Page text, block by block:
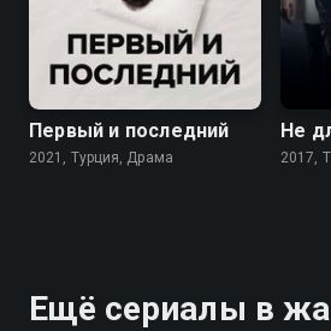
Первый и последний
2021, Турция, Драма
Не
2017,
Ещё сериалы в